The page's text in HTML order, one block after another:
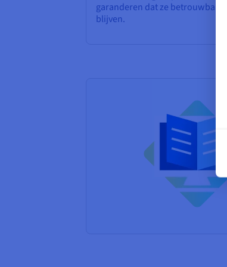
garanderen dat ze betrouwbaar
blijven.